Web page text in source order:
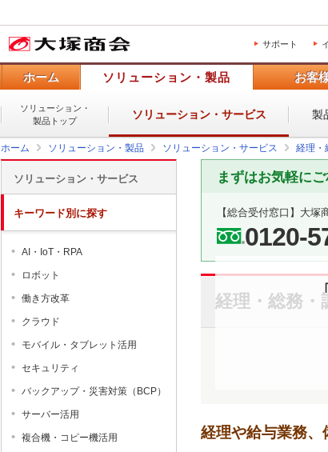
サポート
ホーム ソリューション・製品 お客
ソリューション・
製品トップ
ソリューション・ サービス 製
ホーム ソリューション・製品 ソリューション・サービス 経理・
まずはお気軽にご
【総合受付窓口】 大塚
0120-
経理・総務・
経理や給与業務、
ソリューション・サービス
キーワード別に探す
AI・IoT・RPA
ロボット
働き方改革
クラウド
モバイル・タブレット活用
セキュリティ
バックアップ・災害対策（BCP）
サーバー活用
複合機・コピー機活用